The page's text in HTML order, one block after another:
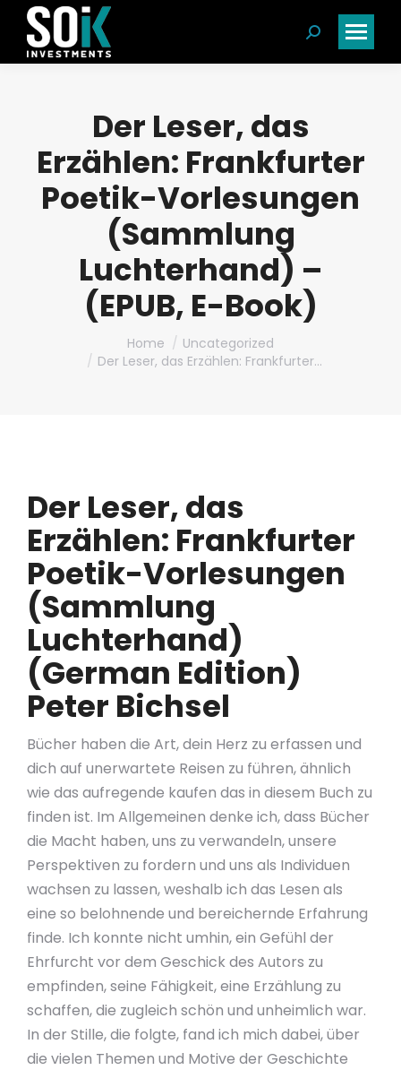
Search:
Der Leser, das
Erzählen: Frankfurter
Poetik-Vorlesungen
(Sammlung
Luchterhand) –
(EPUB, E-Book)
Home
Uncategorized
Der Leser, das Erzählen: Frankfurter…
Der Leser, das
Erzählen: Frankfurter
Poetik-Vorlesungen
(Sammlung
Luchterhand)
(German Edition)
Peter Bichsel
Bücher haben die Art, dein Herz zu erfassen und
dich auf unerwartete Reisen zu führen, ähnlich
wie das aufregende kaufen das in diesem Buch zu
finden ist. Im Allgemeinen denke ich, dass Bücher
die Macht haben, uns zu verwandeln, unsere
Perspektiven zu fordern und uns als Individuen
wachsen zu lassen, weshalb ich das Lesen als
eine so belohnende und bereichernde Erfahrung
finde. Ich konnte nicht umhin, ein Gefühl der
Ehrfurcht vor dem Geschick des Autors zu
empfinden, seine Fähigkeit, eine Erzählung zu
schaffen, die zugleich schön und unheimlich war.
In der Stille, die folgte, fand ich mich dabei, über
die vielen Themen und Motive der Geschichte